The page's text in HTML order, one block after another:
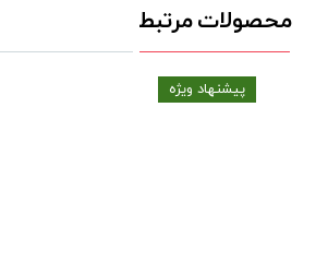
محصولات مرتبط
پیشنهاد ویژه